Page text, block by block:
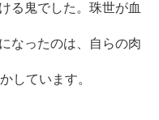
る鬼でした。珠世が血
なったのは、自らの肉
しています。